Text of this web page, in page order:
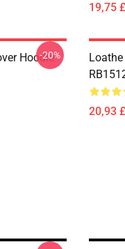
19,75
Hoodie
-20%
20,93